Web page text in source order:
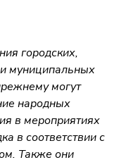
городских,
муниципальных
могут
народных
в мероприятиях
в соответствии с
Также они